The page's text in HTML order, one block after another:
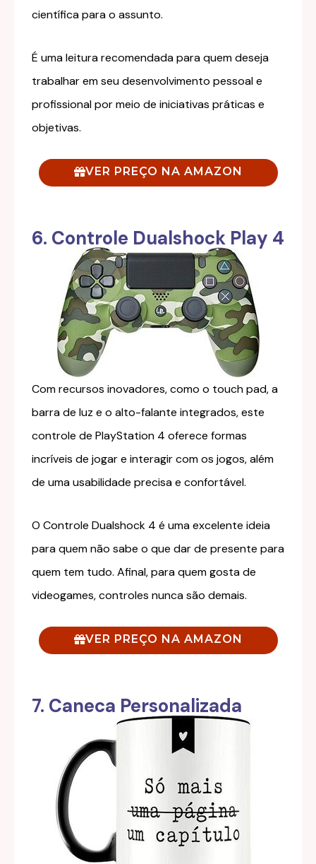
científica para o assunto.
É uma leitura recomendada para quem deseja
trabalhar em seu desenvolvimento pessoal e
profissional por meio de iniciativas práticas e
objetivas.
VER PREÇO NA AMAZON
6. Controle Dualshock Play 4
Com recursos inovadores, como o touch pad, a
barra de luz e o alto-falante integrados, este
controle de PlayStation 4 oferece formas
incríveis de jogar e interagir com os jogos, além
de uma usabilidade precisa e confortável.
O Controle Dualshock 4 é uma excelente ideia
para quem não sabe o que dar de presente para
quem tem tudo. Afinal, para quem gosta de
videogames, controles nunca são demais.
VER PREÇO NA AMAZON
7. Caneca Personalizada